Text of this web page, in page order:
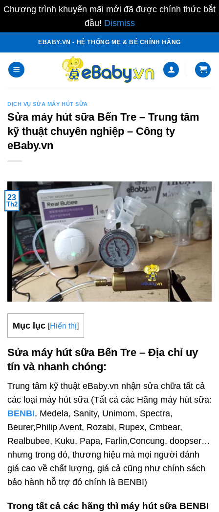
Chương trình khuyến mãi mới đã được chính thức bắt
đầu! Dismiss
content
EBABY.VN - HỆ THỐNG MẸ & BÉ CHÍNH HÃNG
DỊCH VỤ SỬA MÁY HÚT SỮA
Sửa máy hút sữa Bến Tre – Trung tâm
kỹ thuật chuyên nghiệp – Công ty
eBaby.vn
23
Th2
Mục lục [Hiển thị]
Sửa máy hút sữa Bến Tre – Địa chỉ uy
tín và nhanh chóng:
Trung tâm kỹ thuật eBaby.vn nhận sửa chữa tất cả
các loại máy hút sữa (Tất cả các Hãng máy hút sữa:
BENBI, Medela, Sanity, Unimom, Spectra,
Beurer,Philip Avent, Rozabi, Rupex, Cmbear,
Realbubee, Kuku, Papa, Farlin,Concung, doopser…
nhưng trong đó, thương hiệu mà mọi người đánh
giá cao về chất lượng, giá cả cũng như chính sách
bảo hành hỗ trợ đó chính là BENBI)
Trong tất cả các hãng thì máy hút sữa BENBI